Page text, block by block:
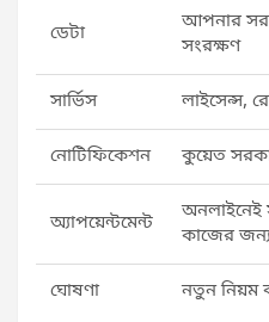
ডেটা
আপনার
সংরক্ষণ
সার্ভিস লাইসেন্স,
নোটিফিকেশন কুয়েত
অ্যাপয়েন্টমেন্ট
কাজের
ঘোষণা নতুন নিয়ম